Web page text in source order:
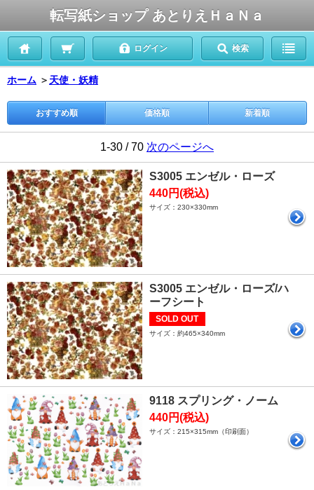
転写紙ショップ あとりえＨａＮａ
ログイン 検索
ホーム ＞ 天使・妖精
おすすめ順 価格順 新着順
1-30 / 70 次のページへ
S3005 エンゼル・ローズ
440円(税込)
サイズ：230×330mm
S3005 エンゼル・ローズ/ハ
ーフシート
SOLD OUT
サイズ：約465×340mm
9118 スプリング・ノーム
440円(税込)
サイズ：215×315mm（印刷面）